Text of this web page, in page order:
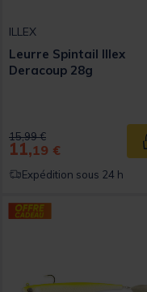
ILLEX
Leurre Spintail Illex
Deracoup 28g
Price reduced from
15,99 €to
11,19 €
Expédition sous 24 h